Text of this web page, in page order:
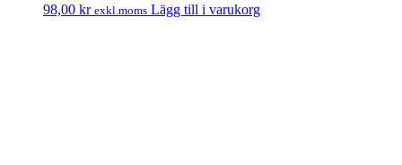
98,00 kr exkl.moms Lägg till i varukorg